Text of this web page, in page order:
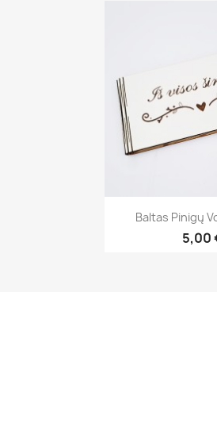
Greita
Baltas Pinigų
5,00